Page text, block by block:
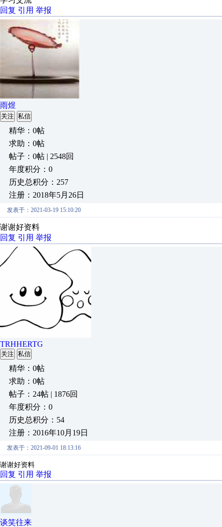
回复 引用 举报
雨煜
关注 私信
精华：0帖
求助：0帖
帖子：0帖 | 2548回
年度积分：0
历史总积分：257
注册：2018年5月26日
发表于：2021-03-19 15:10:20
谢谢好资料
回复 引用 举报
TRHHERTG
关注 私信
精华：0帖
求助：0帖
帖子：24帖 | 1876回
年度积分：0
历史总积分：54
注册：2016年10月19日
发表于：2021-09-01 18:13:16
谢谢好资料
回复 引用 举报
谈笑往来